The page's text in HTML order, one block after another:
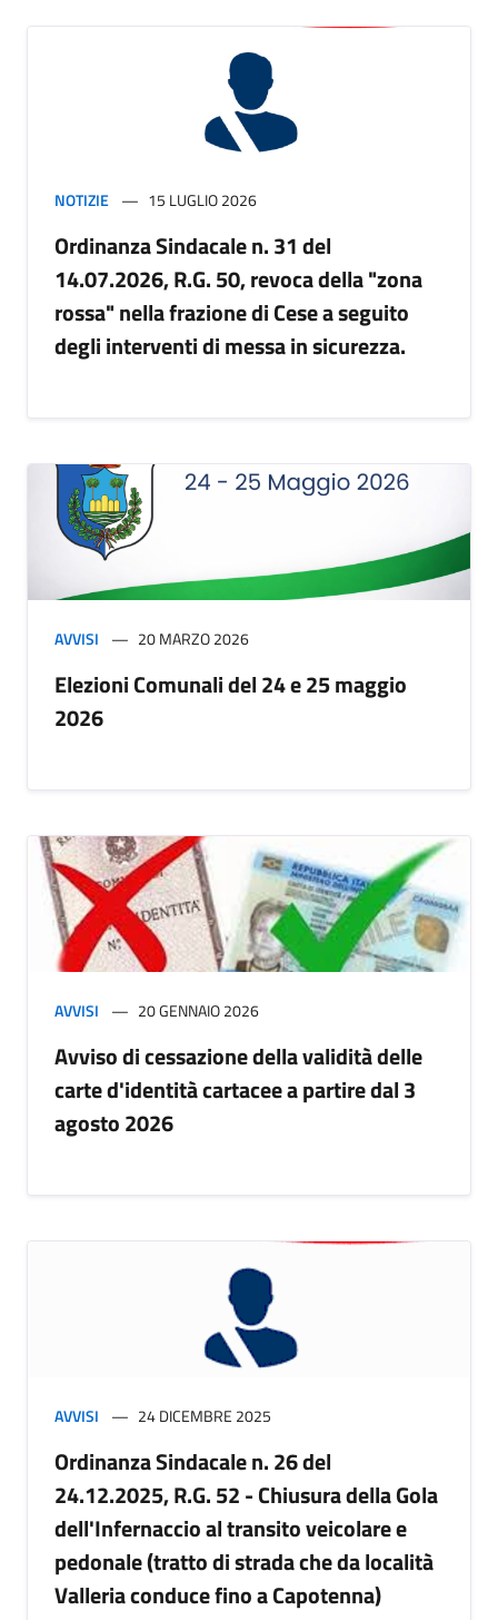
NOTIZIE 15 LUGLIO 2026
Ordinanza Sindacale n. 31 del
14.07.2026, R.G. 50, revoca della "zona
rossa" nella frazione di Cese a seguito
degli interventi di messa in sicurezza.
AVVISI 20 MARZO 2026
Elezioni Comunali del 24 e 25 maggio
2026
AVVISI 20 GENNAIO 2026
Avviso di cessazione della validità delle
carte d'identità cartacee a partire dal 3
agosto 2026
AVVISI 24 DICEMBRE 2025
Ordinanza Sindacale n. 26 del
24.12.2025, R.G. 52 - Chiusura della Gola
dell'Infernaccio al transito veicolare e
pedonale (tratto di strada che da località
Valleria conduce fino a Capotenna)